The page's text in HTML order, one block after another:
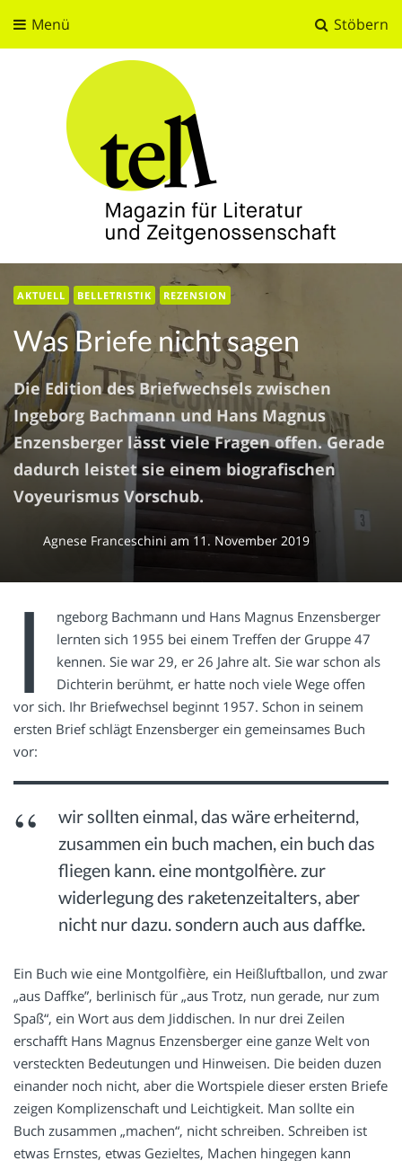
Stöbern
Menü
tell
Magazin für Literatur und Zeitgenossenschaft
AKTUELL BELLETRISTIK REZENSION
Was Briefe nicht sagen
Die Edition des Briefwechsels zwischen
Ingeborg Bachmann und Hans Magnus
Enzensberger lässt viele Fragen offen. Gerade
dadurch leistet sie einem biografischen
Voyeurismus Vorschub.
Agnese Franceschini am 11. November 2019
I
ngeborg Bachmann und Hans Magnus Enzensberger
lernten sich 1955 bei einem Treffen der Gruppe 47
kennen. Sie war 29, er 26 Jahre alt. Sie war schon als
Dichterin berühmt, er hatte noch viele Wege offen
vor sich. Ihr Briefwechsel beginnt 1957. Schon in seinem
ersten Brief schlägt Enzensberger ein gemeinsames Buch
vor:
wir sollten einmal, das wäre erheiternd,
zusammen ein buch machen, ein buch das
fliegen kann. eine montgolfière. zur
widerlegung des raketenzeitalters, aber
nicht nur dazu. sondern auch aus daffke.
Ein Buch wie eine Montgolfière, ein Heißluftballon, und zwar
„aus Daffke”, berlinisch für „aus Trotz, nun gerade, nur zum
Spaß“, ein Wort aus dem Jiddischen. In nur drei Zeilen
erschafft Hans Magnus Enzensberger eine ganze Welt von
versteckten Bedeutungen und Hinweisen. Die beiden duzen
einander noch nicht, aber die Wortspiele dieser ersten Briefe
zeigen Komplizenschaft und Leichtigkeit. Man sollte ein
Buch zusammen „machen“, nicht schreiben. Schreiben ist
etwas Ernstes, etwas Gezieltes, Machen hingegen kann